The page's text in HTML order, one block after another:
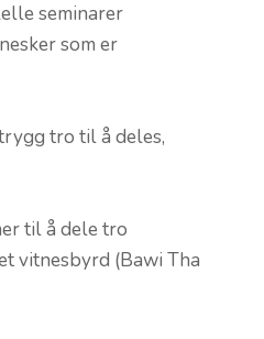
seminarer
som er
tro til å deles,
til å dele tro
vitnesbyrd (Bawi Tha